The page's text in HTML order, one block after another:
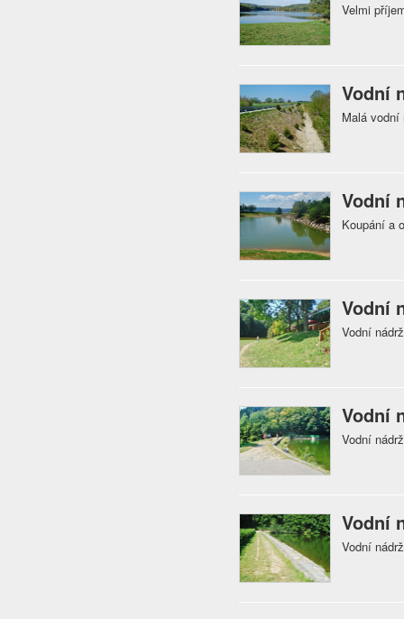
Velmi
Vodní
Malá vodní
Vodní
Koupání a
Vodní
Vodní
Vodní
Vodní
Vodní
Vodní